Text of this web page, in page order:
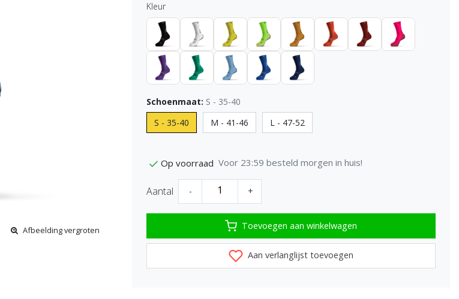
Afbeelding vergroten
Kleur
Schoenmaat: S - 35-40
S - 35-40
M - 41-46 L - 47-52
Op voorraad Voor 23:59 besteld morgen in huis!
Aantal - +
Toevoegen aan winkelwagen
Aan verlanglijst toevoegen